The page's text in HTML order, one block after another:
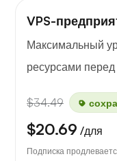
VPS-
Максимальный
ресурсами
$34.49
$20.69 /для
Подписка